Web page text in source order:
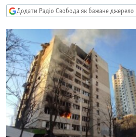
пошуку
УКРАЇНА
СВІТ
ТИ ЯК?
СХЕМИ
КИТАЙ.ВИКЛИКИ
МУЛЬТИМЕДІА
ФОТО
СПЕЦПРОЄКТИ
ПОДКАСТИ
Додати Радіо Свобода як бажане джерело